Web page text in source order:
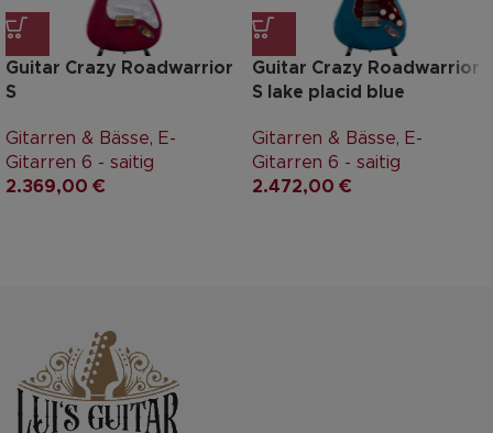
Guitar Crazy Roadwarrior
S
Gitarren & Bässe, E-
Gitarren 6 - saitig
2.369,00 €
Guitar Crazy Roadwarrior
S lake placid blue
Gitarren & Bässe, E-
Gitarren 6 - saitig
2.472,00 €